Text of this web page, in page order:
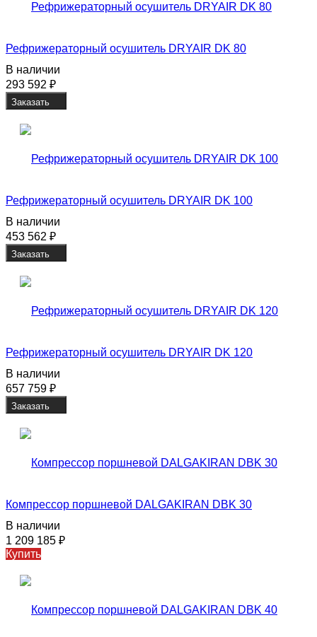
Рефрижераторный осушитель DRYAIR DK 80
В наличии
293 592 ₽
Заказать
Рефрижераторный осушитель DRYAIR DK 100
В наличии
453 562 ₽
Заказать
Рефрижераторный осушитель DRYAIR DK 120
В наличии
657 759 ₽
Заказать
Компрессор поршневой DALGAKIRAN DBK 30
В наличии
1 209 185 ₽
Купить